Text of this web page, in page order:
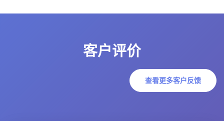
客户评价
查看更多客户反馈